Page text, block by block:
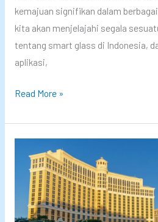
e
s
t
e
i
a
r
i
v
a
l
kemajuan signifikan dalam
kita akan menjelajahi segala
tentang smart glass di Indonesia,
aplikasi,
S
a
Read More »